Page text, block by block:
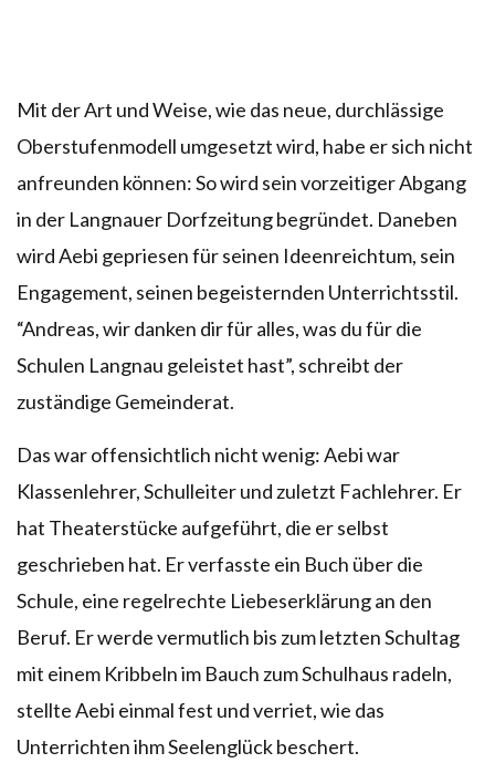
Mit der Art und Weise, wie das neue, durchlässige
Oberstufenmodell umgesetzt wird, habe er sich nicht
anfreunden können: So wird sein vorzeitiger Abgang
in der Langnauer Dorfzeitung begründet. Daneben
wird Aebi gepriesen für seinen Ideenreichtum, sein
Engagement, seinen begeisternden Unterrichtsstil.
“Andreas, wir danken dir für alles, was du für die
Schulen Langnau geleistet hast”, schreibt der
zuständige Gemeinderat.
Das war offensichtlich nicht wenig: Aebi war
Klassenlehrer, Schulleiter und zuletzt Fachlehrer. Er
hat Theaterstücke aufgeführt, die er selbst
geschrieben hat. Er verfasste ein Buch über die
Schule, eine regelrechte Liebeserklärung an den
Beruf. Er werde vermutlich bis zum letzten Schultag
mit einem Kribbeln im Bauch zum Schulhaus radeln,
stellte Aebi einmal fest und verriet, wie das
Unterrichten ihm Seelenglück beschert.